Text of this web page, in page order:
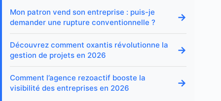
Mon patron vend son entreprise : puis-je
demander une rupture conventionnelle ?
→
Découvrez comment oxantis révolutionne la
gestion de projets en 2026
→
Comment l’agence rezoactif booste la
visibilité des entreprises en 2026
→